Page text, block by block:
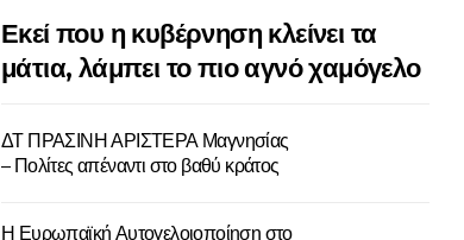
Εκεί που η κυβέρνηση κλείνει τα
μάτια, λάμπει το πιο αγνό χαμόγελο
ΔΤ ΠΡΑΣΙΝΗ ΑΡΙΣΤΕΡΑ Μαγνησίας
– Πολίτες απέναντι στο βαθύ κράτος
Η Ευρωπαϊκή Αυτογελοιοποίηση στο